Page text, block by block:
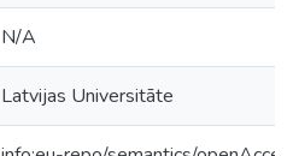
N/A
Latvijas Universitāte